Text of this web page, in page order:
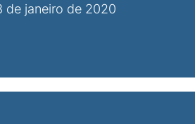
de janeiro de 2020